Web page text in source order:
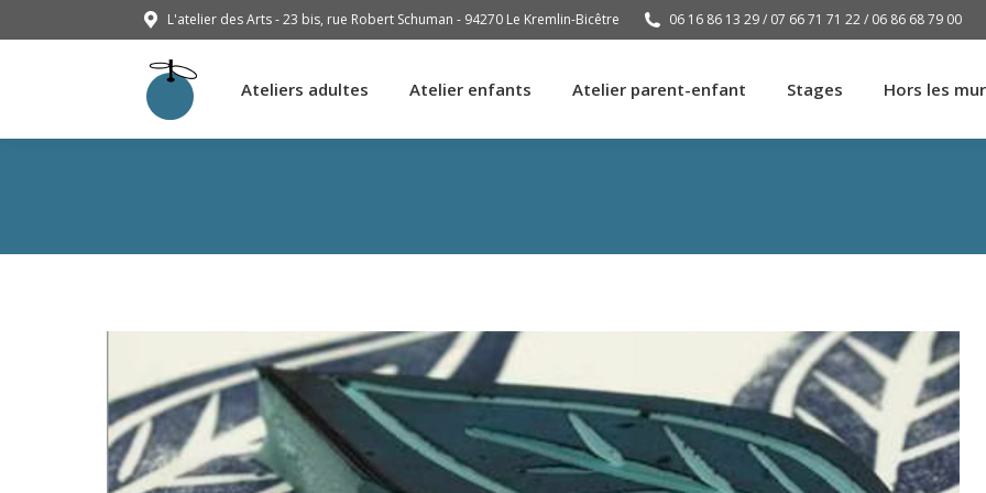
L'atelier des Arts - 23 bis, rue Robert Schuman - 94270 Le Kremlin-Bicêtre 06 16 86 13 29 / 07 66 71 71 22 / 06 86 68 79 00
Ateliers adultes Atelier enfants Atelier parent-enfant Stages Hors les
Ateliers adultes Atelier parent-enfant